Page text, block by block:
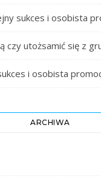
sukces i osobista
czy utożsamić się z
i osobista
ARCHIWA